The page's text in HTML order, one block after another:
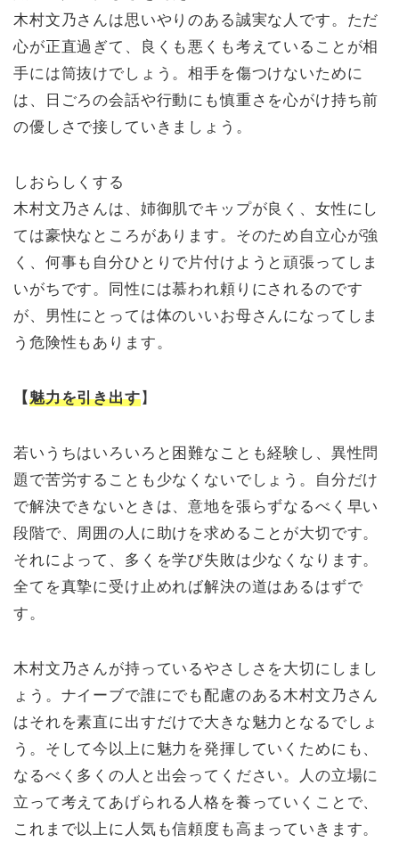
木村文乃さんは思いやりのある誠実な人です。ただ
心が正直過ぎて、良くも悪くも考えていることが相
手には筒抜けでしょう。相手を傷つけないために
は、日ごろの会話や行動にも慎重さを心がけ持ち前
の優しさで接していきましょう。
しおらしくする
木村文乃さんは、姉御肌でキップが良く、女性にし
ては豪快なところがあります。そのため自立心が強
く、何事も自分ひとりで片付けようと頑張ってしま
いがちです。同性には慕われ頼りにされるのです
が、男性にとっては体のいいお母さんになってしま
う危険性もあります。
【魅力を引き出す】
若いうちはいろいろと困難なことも経験し、異性問
題で苦労することも少なくないでしょう。自分だけ
で解決できないときは、意地を張らずなるべく早い
段階で、周囲の人に助けを求めることが大切です。
それによって、多くを学び失敗は少なくなります。
全てを真摯に受け止めれば解決の道はあるはずで
す。
木村文乃さんが持っているやさしさを大切にしまし
ょう。ナイーブで誰にでも配慮のある木村文乃さん
はそれを素直に出すだけで大きな魅力となるでしょ
う。そして今以上に魅力を発揮していくためにも、
なるべく多くの人と出会ってください。人の立場に
立って考えてあげられる人格を養っていくことで、
これまで以上に人気も信頼度も高まっていきます。